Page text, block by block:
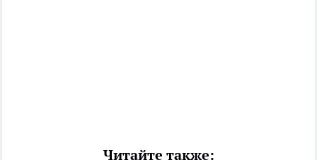
Читайте также: